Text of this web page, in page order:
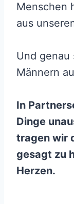
Menschen
aus
Und genau
Männern
In
Dinge
tragen wir
gesagt zu
Herzen.